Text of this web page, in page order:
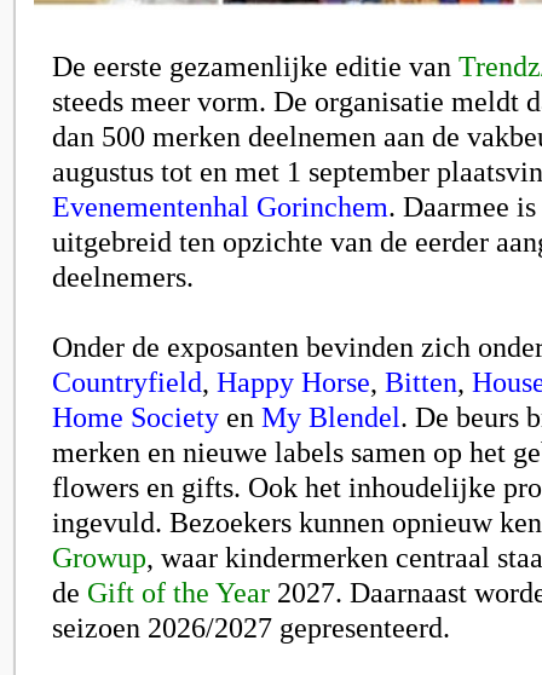
De eerste gezamenlijke editie van
steeds meer vorm. De organisatie meldt
dan 500 merken deelnemen aan de
augustus tot en met 1 september
Evenementenhal Gorinchem. Daarmee
uitgebreid ten opzichte van de eerder
deelnemers.
Onder de exposanten bevinden zich
Countryfield, Happy Horse, Bitten,
Home Society en My Blendel. De beurs
merken en nieuwe labels samen op het
flowers en gifts. Ook het inhoudelijke
ingevuld. Bezoekers kunnen opnieuw
Growup, waar kindermerken centraal
de Gift of the Year 2027. Daarnaast
seizoen 2026/2027 gepresenteerd.